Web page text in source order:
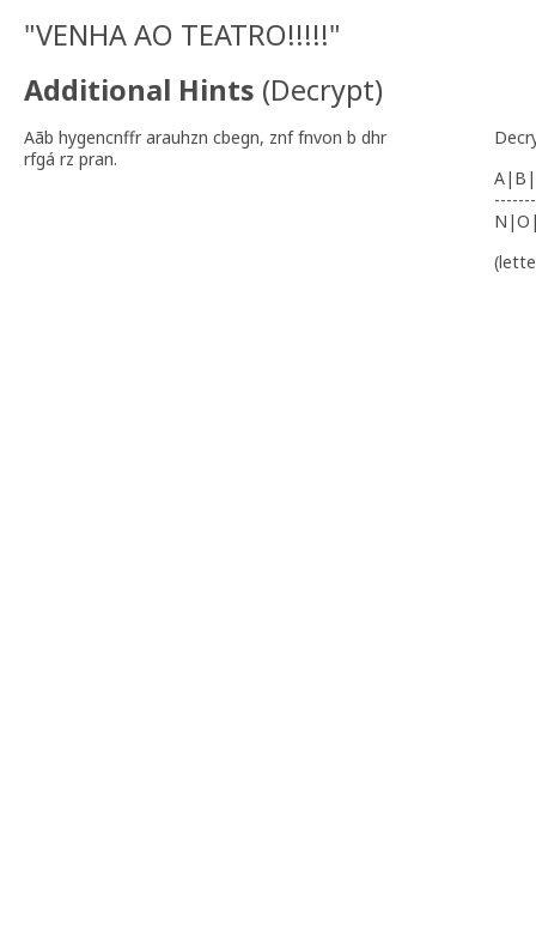
"VENHA AO TEATRO!!!!!"
Additional Hints (Decrypt)
Aãb hygencnffr arauhzn cbegn, znf fnvon b dhr
rfgá rz pran.